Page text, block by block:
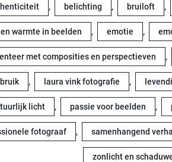
, belichting , bruiloft ,
warmte in beelden , emotie ,
met composities en perspectieven ,
, laura vink fotografie ,
licht , passie voor beelden ,
fotograaf , samenhangend
zonlicht en